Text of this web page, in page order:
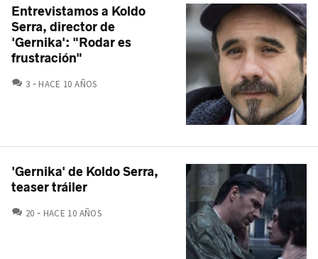
Entrevistamos a Koldo
Serra, director de
'Gernika': "Rodar es
frustración"
3 COMENTARIOS
HACE 10 AÑOS
'Gernika' de Koldo Serra,
teaser tráiler
20 COMENTARIOS
HACE 10 AÑOS